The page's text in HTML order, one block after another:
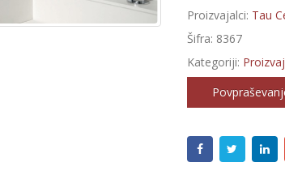
Proizvajalci: Tau
Šifra: 8367
Kategoriji: